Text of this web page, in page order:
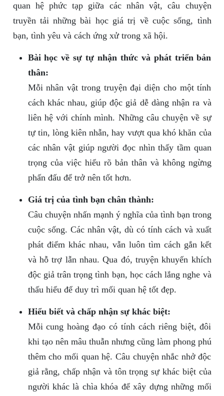
quan hệ phức tạp giữa các nhân vật, câu chuyện
truyền tải những bài học giá trị về cuộc sống, tình
bạn, tình yêu và cách ứng xử trong xã hội.
Bài học về sự tự nhận thức và phát triển bản
thân:
Mỗi nhân vật trong truyện đại diện cho một tính
cách khác nhau, giúp độc giả dễ dàng nhận ra và
liên hệ với chính mình. Những câu chuyện về sự
tự tin, lòng kiên nhẫn, hay vượt qua khó khăn của
các nhân vật giúp người đọc nhìn thấy tầm quan
trọng của việc hiểu rõ bản thân và không ngừng
phấn đấu để trở nên tốt hơn.
Giá trị của tình bạn chân thành:
Câu chuyện nhấn mạnh ý nghĩa của tình bạn trong
cuộc sống. Các nhân vật, dù có tính cách và xuất
phát điểm khác nhau, vẫn luôn tìm cách gắn kết
và hỗ trợ lẫn nhau. Qua đó, truyện khuyến khích
độc giả trân trọng tình bạn, học cách lắng nghe và
thấu hiểu để duy trì mối quan hệ tốt đẹp.
Hiểu biết và chấp nhận sự khác biệt:
Mỗi cung hoàng đạo có tính cách riêng biệt, đôi
khi tạo nên mâu thuẫn nhưng cũng làm phong phú
thêm cho mối quan hệ. Câu chuyện nhắc nhở độc
giả rằng, chấp nhận và tôn trọng sự khác biệt của
người khác là chìa khóa để xây dựng những mối